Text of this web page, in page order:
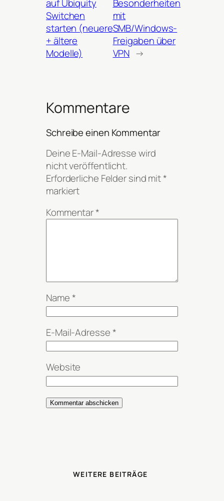
auf Ubiquity
Switchen
starten (neuere
+ ältere
Modelle)
Besonderheiten
mit
SMB/Windows-
Freigaben über
VPN →
Kommentare
Schreibe einen Kommentar
Deine E-Mail-Adresse wird
nicht veröffentlicht.
Erforderliche Felder sind mit*
markiert
Kommentar*
Name*
E-Mail-Adresse*
Website
WEITERE BEITRÄGE